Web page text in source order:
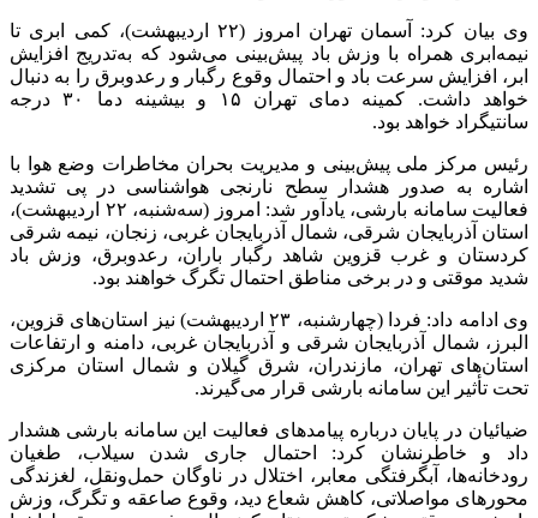
وی بیان کرد: آسمان تهران امروز ‌(۲۲ اردیبهشت)، کمی ابری تا
نیمه‌ابری همراه با وزش باد پیش‌بینی می‌شود که به‌تدریج افزایش
ابر، افزایش سرعت باد و احتمال وقوع رگبار و رعدوبرق را به دنبال
خواهد داشت. کمینه دمای تهران ۱۵ و بیشینه دما ۳۰ درجه
سانتیگراد خواهد بود.
رئیس مرکز ملی پیش‌بینی و مدیریت بحران مخاطرات وضع هوا با
اشاره به صدور هشدار سطح نارنجی هواشناسی در پی تشدید
فعالیت سامانه بارشی، یادآور شد: امروز (سه‌شنبه، ۲۲ اردیبهشت)،
استان آذربایجان شرقی، شمال آذربایجان غربی، زنجان، نیمه شرقی
کردستان و غرب قزوین شاهد رگبار باران، رعدوبرق، وزش باد
شدید موقتی و در برخی مناطق احتمال تگرگ خواهند بود.
وی ادامه داد: فردا (چهارشنبه، ۲۳ اردیبهشت) نیز استان‌های قزوین،
البرز، شمال آذربایجان شرقی و آذربایجان غربی، دامنه و ارتفاعات
استان‌های تهران، مازندران، شرق گیلان و شمال استان مرکزی
تحت تأثیر این سامانه بارشی قرار می‌گیرند.
ضیائیان در پایان درباره پیامدهای فعالیت این سامانه بارشی هشدار
داد و خاطرنشان کرد: احتمال جاری شدن سیلاب، طغیان
رودخانه‌ها، آبگرفتگی معابر، اختلال در ناوگان حمل‌ونقل، لغزندگی
محورهای مواصلاتی، کاهش شعاع دید، وقوع صاعقه و تگرگ، وزش